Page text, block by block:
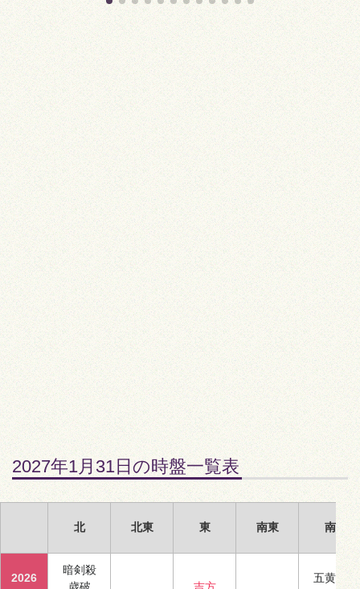
2027年1月31日の時盤一覧表
北 北東 東 南東 南
2026
暗剣殺
五黄殺